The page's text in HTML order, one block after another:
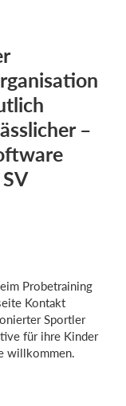
–
Probetraining
Kontakt
Sportler
für ihre Kinder
willkommen.